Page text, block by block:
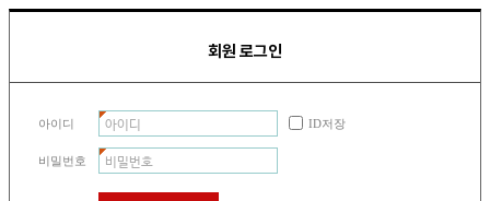
회원 로그인
아이디 ID저장
비밀번호